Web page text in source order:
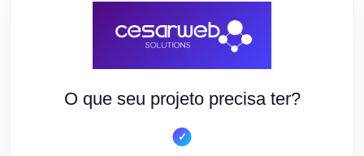
O que seu projeto precisa ter?